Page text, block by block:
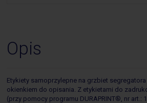
Opis
Etykiety samoprzylepne na grzbiet
okienkiem do opisania. Z etykietami do
(przy pomocy programu DURAPRINT®, nr art.: